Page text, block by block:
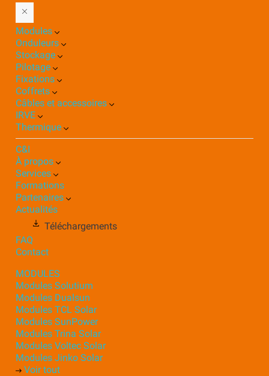
Modules
Onduleurs
Stockage
Pilotage
Fixations
Coffrets
Câbles et accessoires
IRVE
Thermique
C&I
À propos
Services
Formations
Partenaires
Actualités
Téléchargements
FAQ
Contact
MODULES
Modules Solutium
Modules Dualsun
Modules TCL Solar
Modules SunPower
Modules Trina Solar
Modules Voltec Solar
Modules Jinko Solar
Voir tout